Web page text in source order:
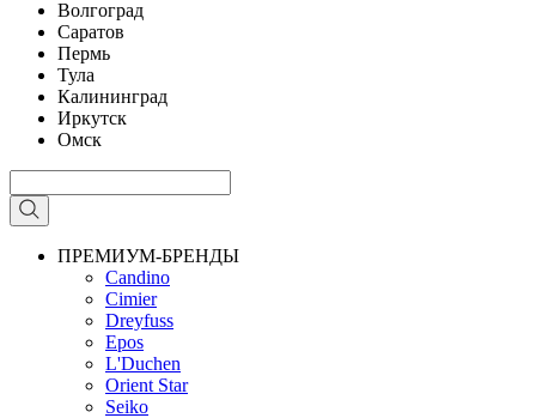
Волгоград
Саратов
Пермь
Тула
Калининград
Иркутск
Омск
ПРЕМИУМ-БРЕНДЫ
Candino
Cimier
Dreyfuss
Epos
L'Duchen
Orient Star
Seiko